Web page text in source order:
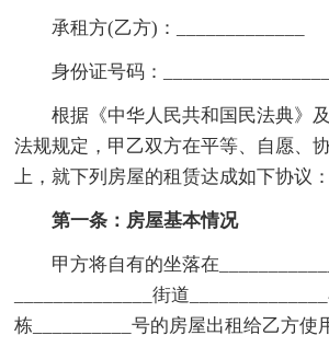
承租方(乙方)：_____________
身份证号码：
根据《中华人民共和国民法典》及
法规规定，甲乙双方在平等、自愿、
上，就下列房屋的租赁达成如下协议：
第一条：房屋基本情况
甲方将自有的坐落在
______________街道
栋__________号的房屋出租给乙方使